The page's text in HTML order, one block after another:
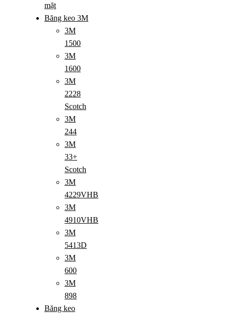
mặt
Băng keo 3M
3M
1500
3M
1600
3M
2228
Scotch
3M
244
3M
33+
Scotch
3M
4229VHB
3M
4910VHB
3M
5413D
3M
600
3M
898
Băng keo